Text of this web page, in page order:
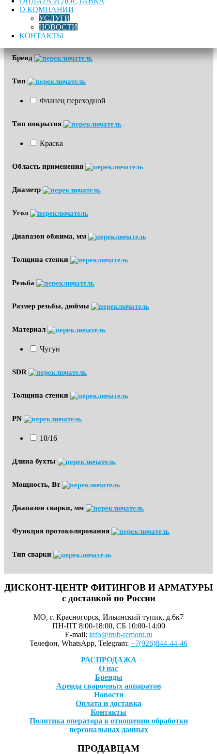
О КОМПАНИИ
УСЛУГИ
НОВОСТИ
КОНТАКТЫ
Цена
Бренд
Тип
Фланец переходной
Тип покрытия
Краска
Область применения
Диаметр
Угол
Диапазон обжима, мм
Толщина стенки
Резьба
Размер резьбы, дюймы
Материал
Чугун
SDR
Толщина стенки
PN
10/16
Длина бухты
Мощность, Вт
Диапазон сварки, мм
Функция протоколирования
Тип сварки
ДИСКОНТ-ЦЕНТР ФИТИНГОВ И АРМАТУРЫ
с доставкой по России
МО, г. Красногорск, Ильинский тупик, д.6к7
ПН-ПТ 8:00-18:00, СБ 10:00-14:00
E-mail: info@trub-remont.ru
Телефон, WhatsApp, Telegram: +7(926)844-44-46
РАСПРОДАЖА
О нас
Бренды
Аренда сварочных аппаратов
Новости
Оплата и доставка
Контакты
Политика оператора в отношении обработки
персональных данных
ПРОДАВЦАМ